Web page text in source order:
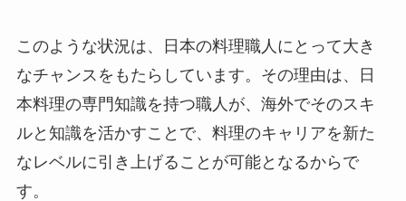
このような状況は、日本の料理職人にとって大き
なチャンスをもたらしています。その理由は、日
本料理の専門知識を持つ職人が、海外でそのスキ
ルと知識を活かすことで、料理のキャリアを新た
なレベルに引き上げることが可能となるからで
す。